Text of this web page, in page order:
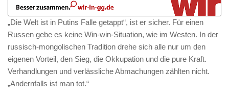
„Die Welt ist in Putins Falle getappt“, ist er sicher. Für einen
Russen gebe es keine Win-win-Situation, wie im Westen. In der
russisch-mongolischen Tradition drehe sich alle nur um den
eigenen Vorteil, den Sieg, die Okkupation und die pure Kraft.
Verhandlungen und verlässliche Abmachungen zählten nicht.
„Andernfalls ist man tot.“